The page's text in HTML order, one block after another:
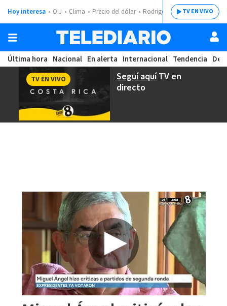
Hoy interesa OIJ Clima Precio del dólar Rodrigo ChavesTV EN VIVO
Última hora Nacional En alerta Internacional Tendencia
Seguí aquíTV en
directo
TV EN VIVO